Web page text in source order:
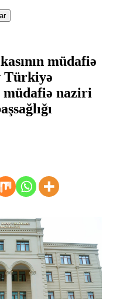
müdafiə
Türkiyə
müdafiə naziri